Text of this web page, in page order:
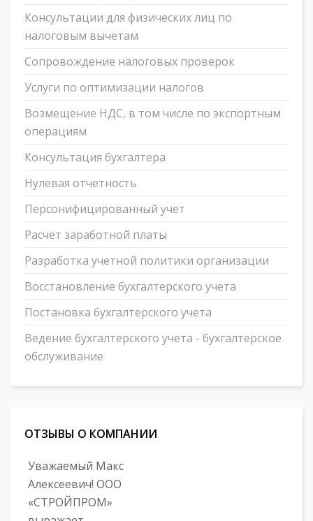
Консультации для физических лиц по
налоговым вычетам
Сопровождение налоговых проверок
Услуги по оптимизации налогов
Возмещение НДС, в том числе по экспортным
операциям
Консультация бухгалтера
Нулевая отчетность
Персонифицированный учет
Расчет заработной платы
Разработка учетной политики организации
Восстановление бухгалтерского учета
Постановка бухгалтерского учета
Ведение бухгалтерского учета - бухгалтерское
обслуживание
ОТЗЫВЫ О КОМПАНИИ
Уважаемый Макс
Алексеевич! ООО
«СТРОЙПРОМ»